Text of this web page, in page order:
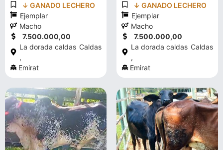
↓ GANADO LECHERO
Ejemplar
Macho
7.500.000,00
La dorada caldas
,
Caldas
Emirat
↓ GANADO LECHERO
Ejemplar
Macho
7.500.000,00
La dorada caldas
,
Caldas
Emirat